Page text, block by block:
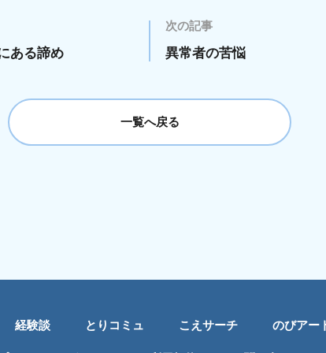
る諦め
次の記事
異常者の苦悩
一覧へ戻る
経験談 とりコミュ こえサーチ のびアー